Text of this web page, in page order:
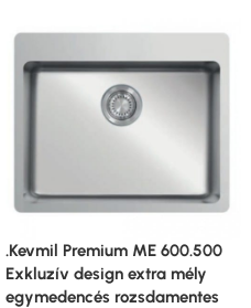
.Kevmil Premium ME 600.500
Exkluzív design extra mély
egymedencés rozsdamentes